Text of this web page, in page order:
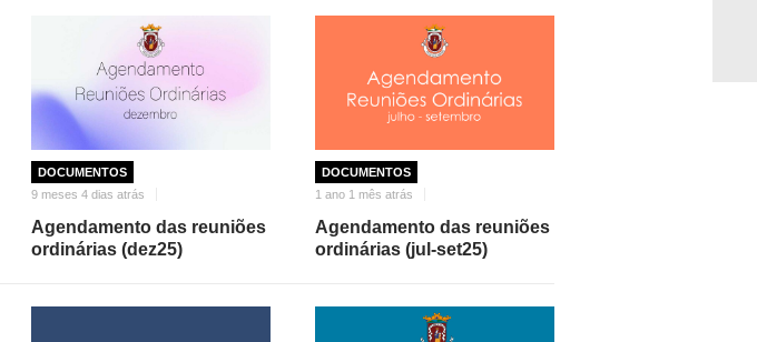
DOCUMENTOS
9 meses 4 dias atrás
Agendamento das reuniões
ordinárias (dez25)
DOCUMENTOS
1 ano 1 mês atrás
Agendamento das reuniões
ordinárias (jul-set25)